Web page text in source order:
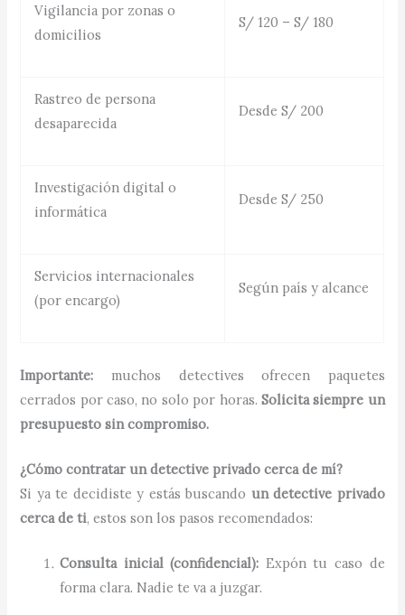
Vigilancia por zonas o
domicilios
S/ 120 – S/ 180
Rastreo de persona
desaparecida
Desde S/ 200
Investigación digital o
informática
Desde S/ 250
Servicios internacionales
(por encargo)
Según país y alcance
Importante: muchos detectives ofrecen paquetes
cerrados por caso, no solo por horas. Solicita siempre un
presupuesto sin compromiso.
¿Cómo contratar un detective privado cerca de mí?
Si ya te decidiste y estás buscando un detective privado
cerca de ti, estos son los pasos recomendados:
Consulta inicial (confidencial): Expón tu caso de
forma clara. Nadie te va a juzgar.